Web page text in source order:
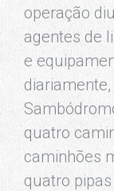
operação
agentes de
e
quatro
caminhões
quatro